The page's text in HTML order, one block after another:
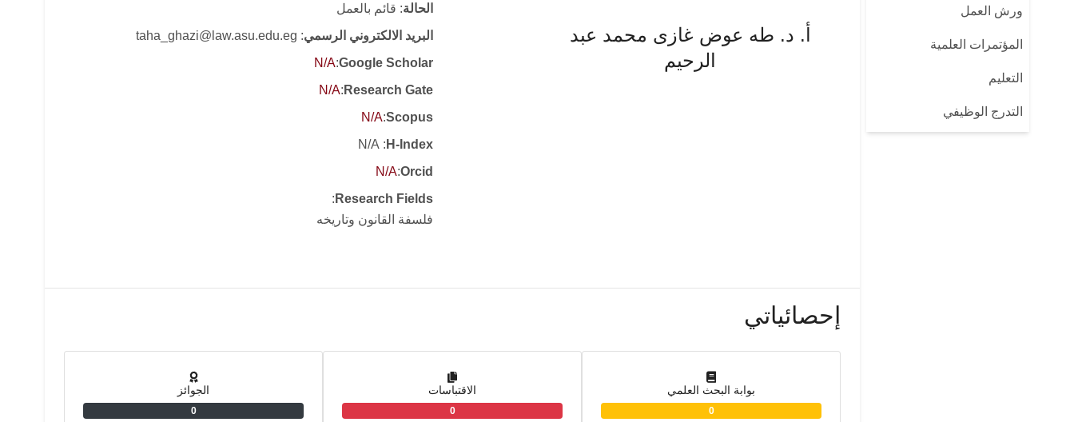
ورش العمل
المؤتمرات العلمية
التعليم
التدرج الوظيفي
أ. د. طه عوض غازى محمد عبد
الرحيم
الحالة: قائم بالعمل
البريد الالكتروني الرسمي: taha_ghazi@law.asu.edu.eg
Google Scholar
:
N/A
Research Gate
:
N/A
Scopus
:
N/A
H-Index
: N/A
Orcid
:
N/A
Research Fields
:
فلسفة القانون وتاريخه
إحصائياتي
بوابة البحث العلمي
0
الاقتباسات
0
الجوائز
0